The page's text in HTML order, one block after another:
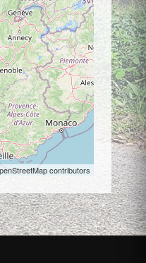
contributors